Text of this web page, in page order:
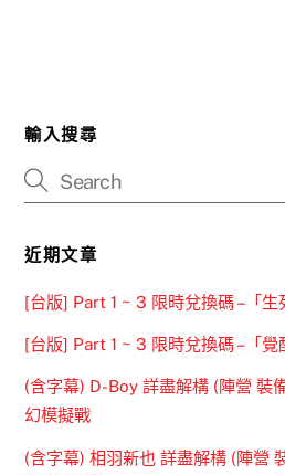
輸入搜尋
近期文章
[台版] Part 1 ~ 3 限時兌換碼 –「生
[台版] Part 1 ~ 3 限時兌換碼 –「覺
(含字幕) D-Boy 詳盡解構 (陣營 裝
幻模擬戰
(含字幕) 相羽新也 詳盡解構 (陣營